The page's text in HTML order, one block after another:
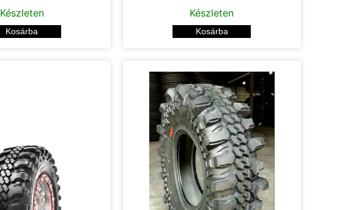
Készleten
Kosárba
Készleten
Kosárba